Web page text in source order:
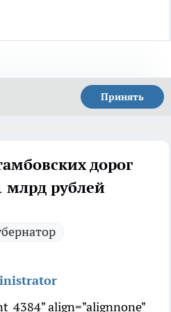
Принять
дорог
млрд рублей
align="alignnone"